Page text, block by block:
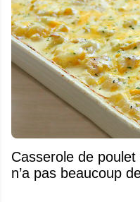
Casserole de
n’a pas beaucoup